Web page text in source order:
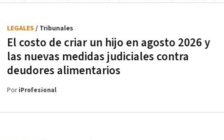
El costo de criar un hijo en agosto 2026 y
las nuevas medidas judiciales contra
deudores alimentarios
LEGALES / Tribunales
PoriProfesional